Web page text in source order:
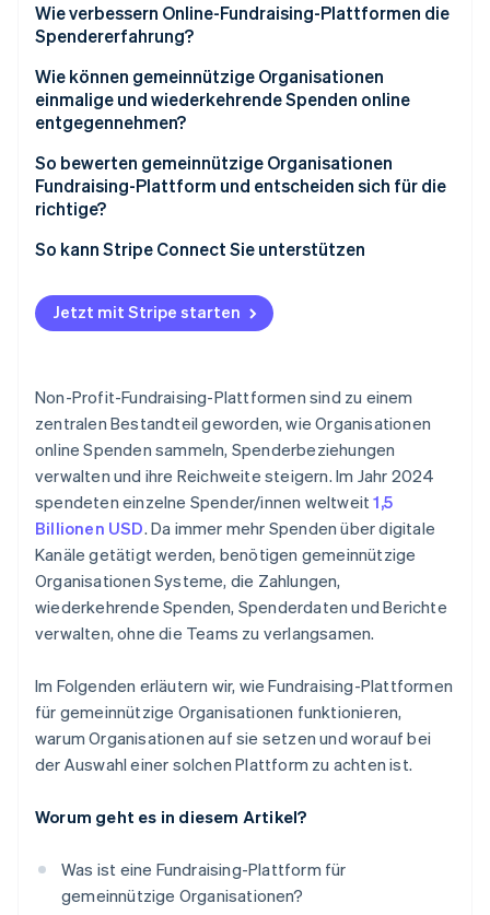
Wie verbessern Online-Fundraising-Plattformen die
Spendererfahrung?
Wie können gemeinnützige Organisationen
einmalige und wiederkehrende Spenden online
entgegennehmen?
So bewerten gemeinnützige Organisationen
Fundraising-Plattform und entscheiden sich für die
richtige?
So kann Stripe Connect Sie unterstützen
Jetzt mit Stripe starten
Non-Profit-Fundraising-Plattformen sind zu einem
zentralen Bestandteil geworden, wie Organisationen
online Spenden sammeln, Spenderbeziehungen
verwalten und ihre Reichweite steigern. Im Jahr 2024
spendeten einzelne Spender/innen weltweit1,5
Billionen USD. Da immer mehr Spenden über digitale
Kanäle getätigt werden, benötigen gemeinnützige
Organisationen Systeme, die Zahlungen,
wiederkehrende Spenden, Spenderdaten und Berichte
verwalten, ohne die Teams zu verlangsamen.
Im Folgenden erläutern wir, wie Fundraising-Plattformen
für gemeinnützige Organisationen funktionieren,
warum Organisationen auf sie setzen und worauf bei
der Auswahl einer solchen Plattform zu achten ist.
Worum geht es in diesem Artikel?
Was ist eine Fundraising-Plattform für
gemeinnützige Organisationen?